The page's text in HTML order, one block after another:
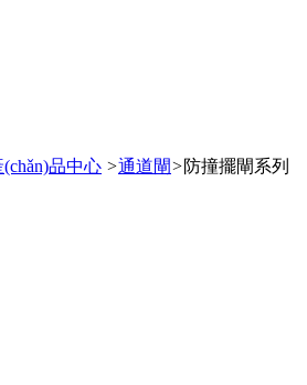
(chǎn)品中心 >通道閘>防撞擺閘系列